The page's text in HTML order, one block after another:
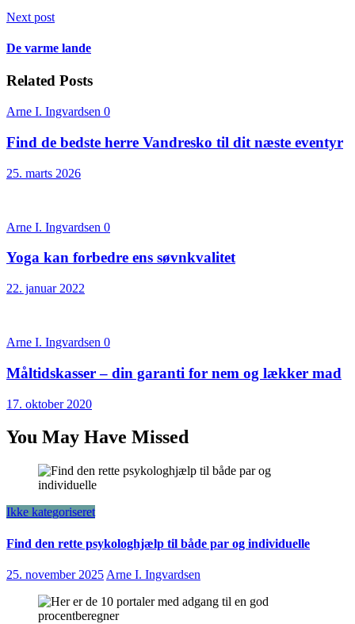
Next post
De varme lande
Related Posts
Arne I. Ingvardsen 0
Find de bedste herre Vandresko til dit næste eventyr
25. marts 2026
Arne I. Ingvardsen 0
Yoga kan forbedre ens søvnkvalitet
22. januar 2022
Arne I. Ingvardsen 0
Måltidskasser – din garanti for nem og lækker mad
17. oktober 2020
You May Have Missed
Ikke kategoriseret
Find den rette psykologhjælp til både par og individuelle
25. november 2025 Arne I. Ingvardsen